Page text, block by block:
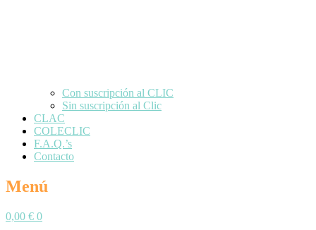
Con suscripción al CLIC
Sin suscripción al Clic
CLAC
COLECLIC
F.A.Q.’s
Contacto
Menú
0,00 € 0